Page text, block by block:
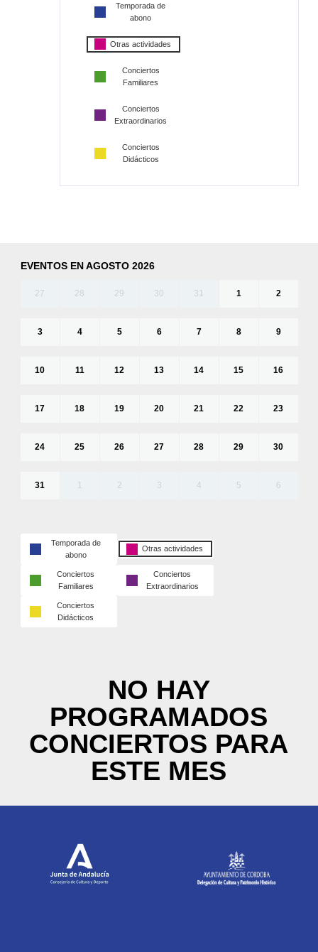
Temporada de
abono
Otras actividades
Conciertos
Familiares
Conciertos
Extraordinarios
Conciertos
Didácticos
EVENTOS EN AGOSTO 2026
27 28 29 30 31 1 2
3 4 5 6 7 8 9
10 11 12 13 14 15 16
17 18 19 20 21 22 23
24 25 26 27 28 29 30
31 1 2 3 4 5 6
Temporada de
abono
Otras actividades
Conciertos
Familiares
Conciertos
Extraordinarios
Conciertos
Didácticos
NO HAY
PROGRAMADOS
CONCIERTOS PARA
ESTE MES